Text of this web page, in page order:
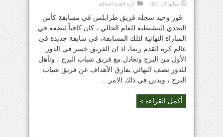
يوليو 26, 2021 كرة القدم المحلية
فوز وحيد سجله فريق طرابلس في مسابقة كأس
التحدي التنشيطية للعام الحالي ، كان كافياً ليضعه في
المباراة النهائية لتلك المسابقة، في سابقة جديدة في
عالم كرة القدم ربما، اذ ان الفريق خسر في الدور
الأول من البرج وتعادل مع فريق شباب البرج ، وتأهل
للدور نصف النهائي بفارق الأهداف عن فريق شباب
البرج ، ويدين في ذلك الامر ...
أكمل القراءة »